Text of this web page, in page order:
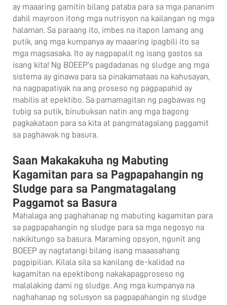
ay maaaring gamitin bilang pataba para sa mga pananim
dahil mayroon itong mga nutrisyon na kailangan ng mga
halaman. Sa paraang ito, imbes na itapon lamang ang
putik, ang mga kumpanya ay maaaring ipagbili ito sa
mga magsasaka. Ito ay nagpapalit ng isang gastos sa
isang kita! Ng BOEEP’s pagdadanas ng sludge ang mga
sistema ay ginawa para sa pinakamataas na kahusayan,
na nagpapatiyak na ang proseso ng pagpapahid ay
mabilis at epektibo. Sa pamamagitan ng pagbawas ng
tubig sa putik, binubuksan natin ang mga bagong
pagkakataon para sa kita at pangmatagalang paggamit
sa paghawak ng basura.
Saan Makakakuha ng Mabuting
Kagamitan para sa Pagpapahangin ng
Sludge para sa Pangmatagalang
Paggamot sa Basura
Mahalaga ang paghahanap ng mabuting kagamitan para
sa pagpapahangin ng sludge para sa mga negosyo na
nakikitungo sa basura. Maraming opsyon, ngunit ang
BOEEP ay nagtatangi bilang isang maaasahang
pagpipilian. Kilala sila sa kanilang de-kalidad na
kagamitan na epektibong nakakapagproseso ng
malalaking dami ng sludge. Ang mga kumpanya na
naghahanap ng solusyon sa pagpapahangin ng sludge